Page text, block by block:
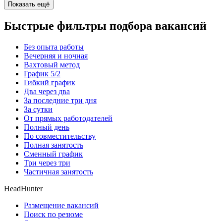
Показать ещё
Быстрые фильтры подбора вакансий
Без опыта работы
Вечерняя и ночная
Вахтовый метод
График 5/2
Гибкий график
Два через два
За последние три дня
За сутки
От прямых работодателей
Полный день
По совместительству
Полная занятость
Сменный график
Три через три
Частичная занятость
HeadHunter
Размещение вакансий
Поиск по резюме